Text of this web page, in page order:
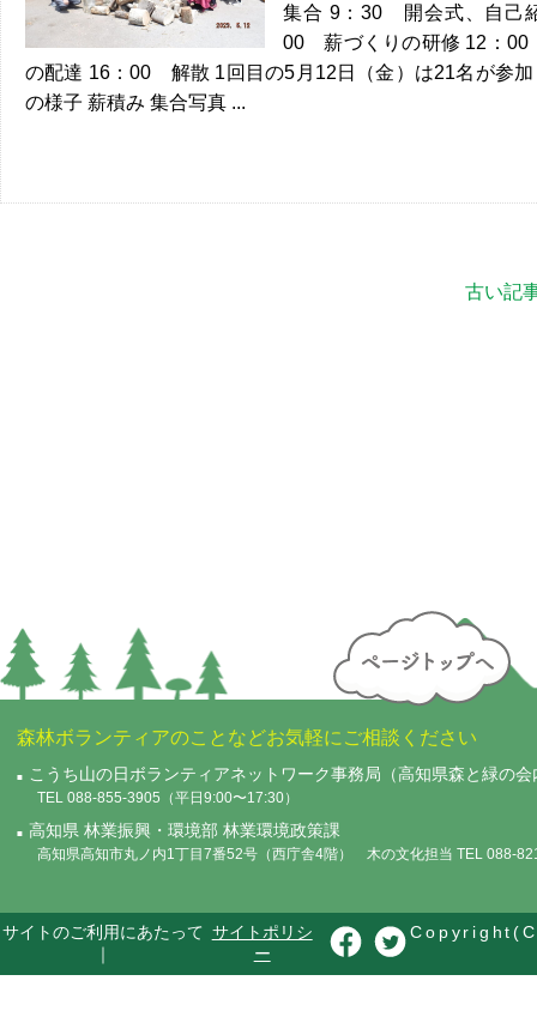
集合 9：30 開会式、自己
00 薪づくりの研修 12：
の配達 16：00 解散 1回目の5月12日（金）は21名が参加
の様子 薪積み 集合写真 ...
古い記
森林ボランティアのことなどお気軽にご相談ください
こうち山の日ボランティアネットワーク事務局（高知県森と緑の会
TEL 088-855-3905（平日9:00〜17:30）
高知県 林業振興・環境部 林業環境政策課
高知県高知市丸ノ内1丁目7番52号（西庁舎4階） 木の文化担当 TEL 088-
サイトのご利用にあたって
｜
サイトポリシ
ー